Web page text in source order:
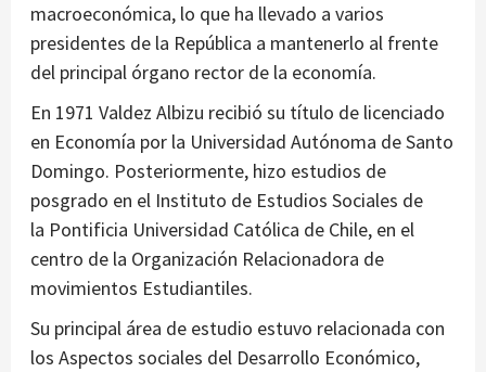
macroeconómica, lo que ha llevado a varios
presidentes de la República a mantenerlo al frente
del principal órgano rector de la economía.
En 1971 Valdez Albizu recibió su título de licenciado
en Economía por la Universidad Autónoma de Santo
Domingo. Posteriormente, hizo estudios de
posgrado en el Instituto de Estudios Sociales de
la Pontificia Universidad Católica de Chile, en el
centro de la Organización Relacionadora de
movimientos Estudiantiles.
Su principal área de estudio estuvo relacionada con
los Aspectos sociales del Desarrollo Económico,